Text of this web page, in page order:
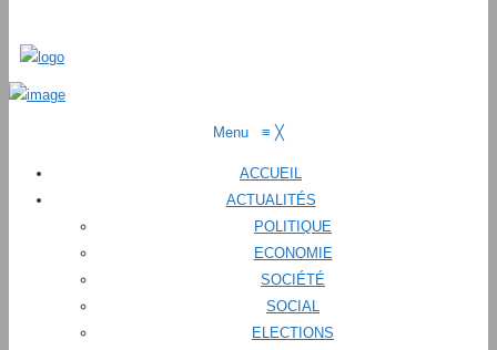
Menu ≡ ╳
ACCUEIL
ACTUALITÉS
POLITIQUE
ECONOMIE
SOCIÉTÉ
SOCIAL
ELECTIONS